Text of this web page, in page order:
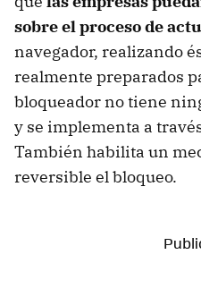
sobre el proceso de
navegador, realizando
realmente preparados
bloqueador no tiene
y se implementa a
También habilita un
reversible el bloqueo.